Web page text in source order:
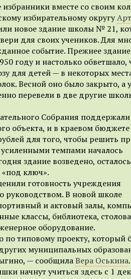
вместе со своим
избирательному округу
новое здание школы № 21,
для своих учеников. Для
событие. Прежнее
году и настолько обветшало,
для детей — в некоторых
Весной оно было закрыто, а
перевели в две другие
Собрания
объекта, и в краевом бюджете
для того, чтобы решить
темпами началось
здание возведено, осталось
ключ».
готовность учреждения
руководством. В новой школе
и актовый залы,
классы, библиотека,
оборудование.
по типовому проекту, который
муниципальных
— сообщилаВера Оськина.
начнут учиться здесь с 1